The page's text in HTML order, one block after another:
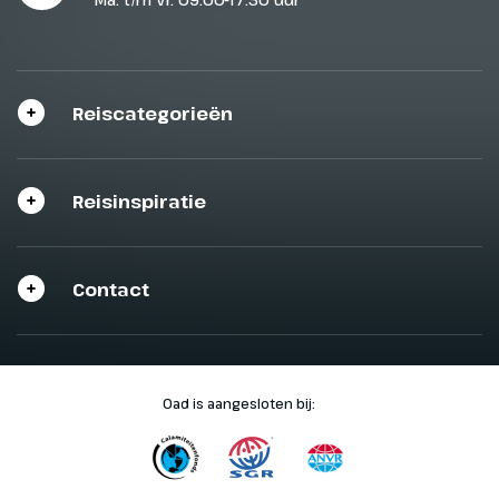
Reiscategorieën
Reisinspiratie
Contact
Oad is aangesloten bij: